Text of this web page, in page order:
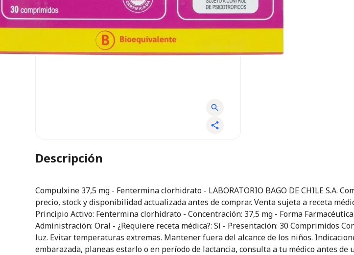
Descripción
Compulxine 37,5 mg - Fentermina clorhidrato - LABORATORIO BAGO DE CHILE S.A.
precio, stock y disponibilidad actualizada antes de comprar. Venta sujeta a receta
Principio Activo: Fentermina clorhidrato - Concentración: 37,5 mg - Forma
Administración: Oral - ¿Requiere receta médica?: Sí - Presentación: 30 Comprimidos
luz. Evitar temperaturas extremas. Mantener fuera del alcance de los niños.
embarazada, planeas estarlo o en período de lactancia, consulta a tu médico antes de